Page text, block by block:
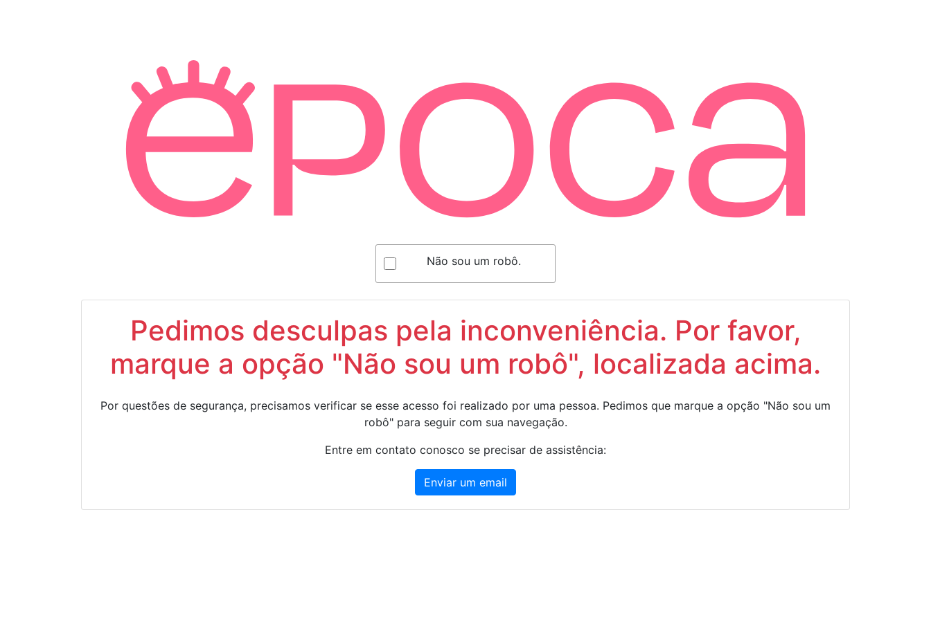
Não sou um robô.
Pedimos desculpas pela inconveniência. Por favor,
marque a opção "Não sou um robô", localizada acima.
Por questões de segurança, precisamos verificar se esse acesso foi realizado por uma pessoa. Pedimos que marque a opção "Não sou um
robô" para seguir com sua navegação.
Entre em contato conosco se precisar de assistência:
Enviar um email